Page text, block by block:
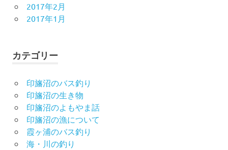
2017年2月
2017年1月
カテゴリー
印旛沼のバス釣り
印旛沼の生き物
印旛沼のよもやま話
印旛沼の漁について
霞ヶ浦のバス釣り
海・川の釣り